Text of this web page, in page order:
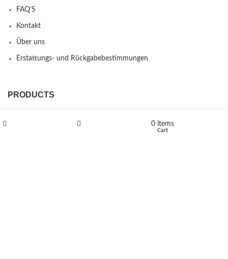
FAQ’S
Kontakt
Über uns
Erstattungs- und Rückgabebestimmungen
PRODUCTS
0 items
Cart